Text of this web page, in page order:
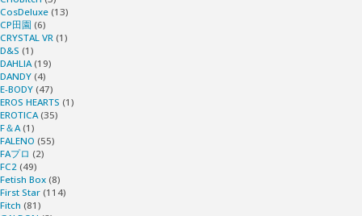
CosDeluxe (13)
CP田園 (6)
CRYSTAL VR (1)
D&S (1)
DAHLIA(19)
DANDY (4)
E-BODY (47)
EROS HEARTS (1)
EROTICA(35)
F＆A(1)
FALENO (55)
FAプロ (2)
FC2 (49)
Fetish Box (8)
First Star (114)
Fitch (81)